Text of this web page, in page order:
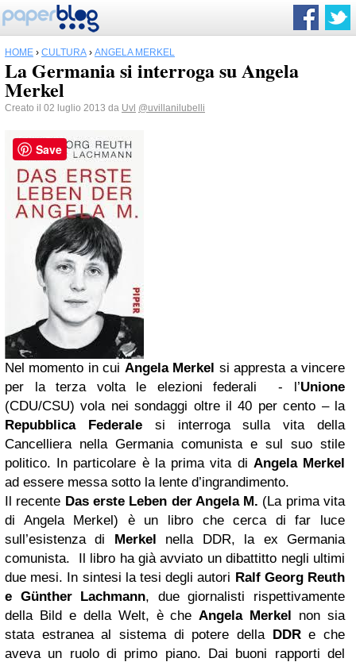
HOME › CULTURA › ANGELA MERKEL
La Germania si interroga su Angela
Merkel
Creato il 02 luglio 2013 da Uvl @uvillanilubelli
Nel momento in cui Angela Merkel si appresta a vincere
per la terza volta le elezioni federali - l’Unione
(CDU/CSU) vola nei sondaggi oltre il 40 per cento – la
Repubblica Federalesi interroga sulla vita della
Cancelliera nella Germania comunista e sul suo stile
politico. In particolare è la prima vita di Angela Merkel
ad essere messa sotto la lente d’ingrandimento.
Il recente Das erste Leben der Angela M. (La prima vita
di Angela Merkel) è un libro che cerca di far luce
sull’esistenza di Merkel nella DDR, la ex Germania
comunista.
Il libro ha già avviato un dibattitto negli ultimi
due mesi. In sintesi la tesi degli autori Ralf Georg Reuth
e Günther Lachmann, due giornalisti rispettivamente
della Bild e della Welt, è cheAngela Merkel non sia
stata estranea al sistema di potere della DDRe che
aveva un ruolo di primo piano. Dai buoni rapporti del
Save